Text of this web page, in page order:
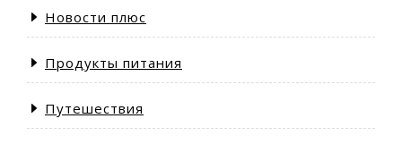
Новости плюс
Продукты питания
Путешествия